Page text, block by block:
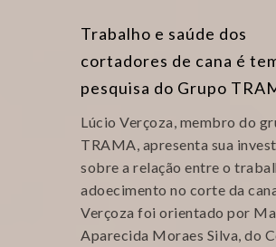
Trabalho e saúde dos
cortadores de cana é
pesquisa do Grupo
Lúcio Verçoza, membro do
TRAMA, apresenta sua
sobre a relação entre o
adoecimento no corte da
Verçoza foi orientado por
Aparecida Moraes Silva, do